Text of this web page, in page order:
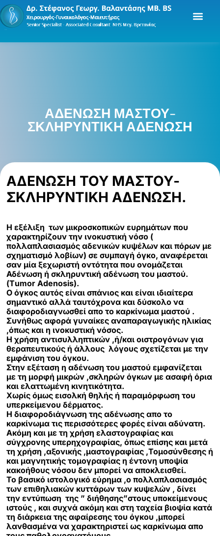
ΑΔΕΝΩΣΗ ΜΑΣΤΟΥ-
ΣΚΛΗΡΥΝΤΙΚΗ ΑΔΕΝΩΣΗ
ΑΔΕΝΩΣΗ ΤΟΥ ΜΑΣΤΟΥ-
ΣΚΛΗΡΥΝΤΙΚΗ ΑΔΕΝΩΣΗ.
Η εξέλιξη των μικροσκοπικών ευρημάτων που
χαρακτηρίζουν την ινοκυστική νόσο (
πολλαπλασιασμός αδενικών κυψέλων και πόρων με
σχηματισμό λοβίων) σε συμπαγή όγκο, αναφέρεται
σαν μία ξεχωριστή οντότητα που ονομάζεται
Αδένωση ή σκληρυντική αδένωση του μαστού.
(Τumor Adenosis).
Ο όγκος αυτός είναι σπάνιος και είναι ιδιαίτερα
σημαντικό αλλά ταυτόχρονα και δύσκολο να
διαφοροδιαγνωσθεί απο το καρκίνωμα μαστού .
Συνήθως αφορά γυναίκες αναπαραγωγικής ηλικίας
,όπως και η ινοκυστική νόσος.
Η χρήση αντισυλληπτικών ,ή/και οιστρογόνων για
θεραπευτικούς ή άλλους λόγους σχετίζεται με την
εμφάνιση του όγκου.
Στην εξέταση η αδένωση του μαστού εμφανίζεται
με τη μορφή μικρών ,σκληρών όγκων με ασαφή όρια
και ελαττωμένη κινητικότητα.
Χωρίς όμως εισολκή θηλής ή παραμόρφωση του
υπερκείμενου δέρματος.
Η διαφοροδιάγνωση της αδένωσης απο το
καρκίνωμα τις περισσότερες φορές είναι αδύνατη.
Ακόμη και με τη χρήση ελαστογραφίας και
σύγχρονης υπερηχογραφίας, όπως επίσης και μετά
τη χρήση ,αξονικής ,μαστογραφίας ,Τομοσύνθεσης ή
και μαγνητικής τομογραφίας η έντονη υποψία
κακοήθους νόσου δεν μπορεί να αποκλεισθεί.
Το βασικό ιστολογικό εύρημα ,ο πολλαπλασιασμός
των επιθηλιακών κυττάρων των κυψελών , δίνει
την εντύπωση της ” διήθησης”στους υποκείμενους
ιστούς , και συχνά ακόμη και στη ταχεία βιοψία κατά
τη διάρκεια της αφαίρεσης του όγκου ,μπορεί
λανθασμένα να χαρακτηριστεί ως καρκίνωμα απο